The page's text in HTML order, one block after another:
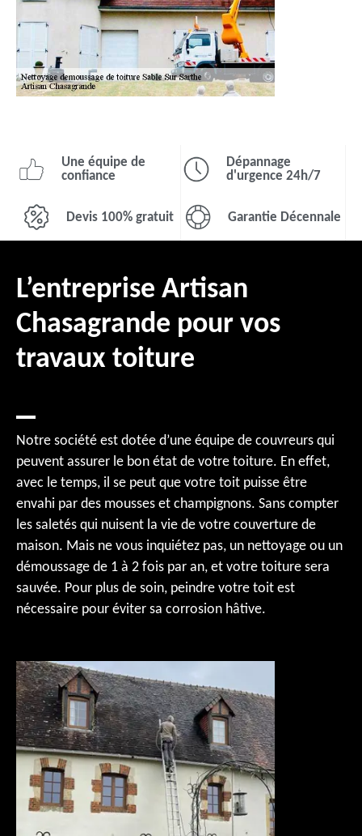
Une équipe de
confiance
Dépannage
d'urgence 24h/7
Devis 100% gratuit Garantie Décennale
L’entreprise Artisan
Chasagrande pour vos
travaux toiture
Notre société est dotée d’une équipe de couvreurs qui
peuvent assurer le bon état de votre toiture. En effet,
avec le temps, il se peut que votre toit puisse être
envahi par des mousses et champignons. Sans compter
les saletés qui nuisent la vie de votre couverture de
maison. Mais ne vous inquiétez pas, un nettoyage ou un
démoussage de 1 à 2 fois par an, et votre toiture sera
sauvée. Pour plus de soin, peindre votre toit est
nécessaire pour éviter sa corrosion hâtive.